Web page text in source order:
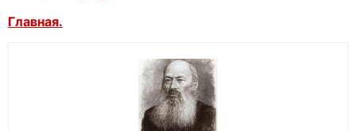
Главная.